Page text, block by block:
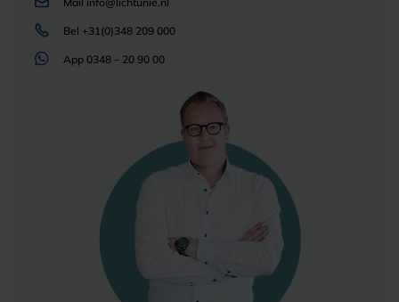
Bel +31(0)348 209 000
App 0348 – 20 90 00